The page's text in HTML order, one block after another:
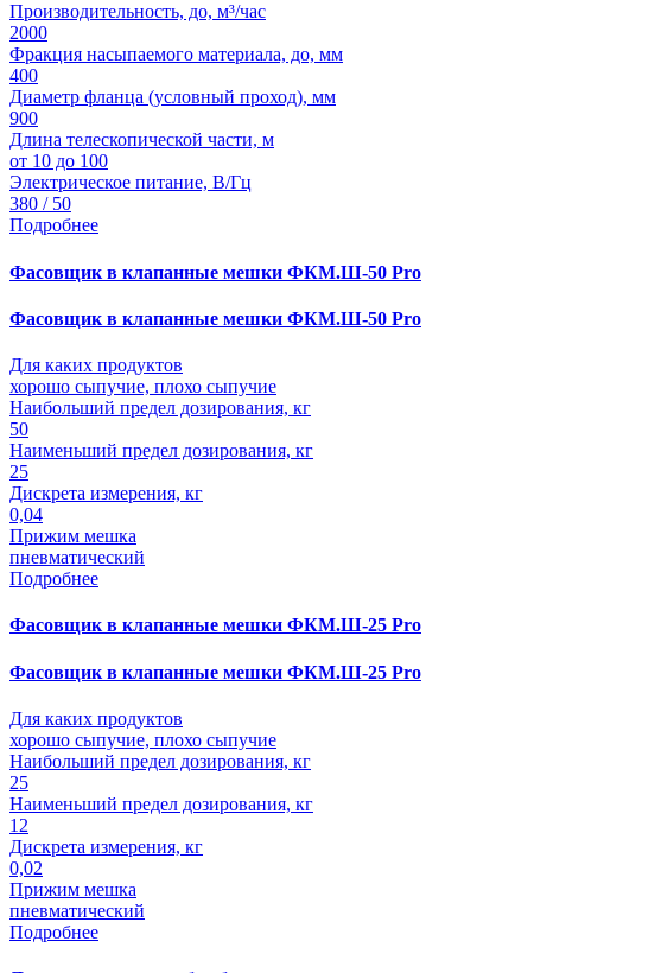
Производительность, до, м³/час
2000
Фракция насыпаемого материала, до, мм
400
Диаметр фланца (условный проход), мм
900
Длина телескопической части, м
от 10 до 100
Электрическое питание, В/Гц
380 / 50
Подробнее
Фасовщик в клапанные мешки ФКМ.Ш-50 Pro
Фасовщик в клапанные мешки ФКМ.Ш-50 Pro
Для каких продуктов
хорошо сыпучие, плохо сыпучие
Наибольший предел дозирования, кг
50
Наименьший предел дозирования, кг
25
Дискрета измерения, кг
0,04
Прижим мешка
пневматический
Подробнее
Фасовщик в клапанные мешки ФКМ.Ш-25 Pro
Фасовщик в клапанные мешки ФКМ.Ш-25 Pro
Для каких продуктов
хорошо сыпучие, плохо сыпучие
Наибольший предел дозирования, кг
25
Наименьший предел дозирования, кг
12
Дискрета измерения, кг
0,02
Прижим мешка
пневматический
Подробнее